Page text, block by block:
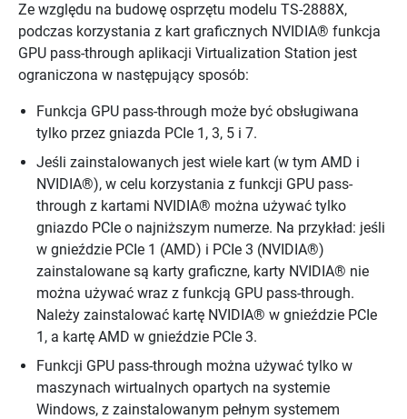
Ze względu na budowę osprzętu modelu TS-2888X,
podczas korzystania z kart graficznych NVIDIA® funkcja
GPU pass-through aplikacji Virtualization Station jest
ograniczona w następujący sposób:
Funkcja GPU pass-through może być obsługiwana
tylko przez gniazda PCIe 1, 3, 5 i 7.
Jeśli zainstalowanych jest wiele kart (w tym AMD i
NVIDIA®), w celu korzystania z funkcji GPU pass-
through z kartami NVIDIA® można używać tylko
gniazdo PCIe o najniższym numerze. Na przykład: jeśli
w gnieździe PCIe 1 (AMD) i PCIe 3 (NVIDIA®)
zainstalowane są karty graficzne, karty NVIDIA® nie
można używać wraz z funkcją GPU pass-through.
Należy zainstalować kartę NVIDIA® w gnieździe PCIe
1, a kartę AMD w gnieździe PCIe 3.
Funkcji GPU pass-through można używać tylko w
maszynach wirtualnych opartych na systemie
Windows, z zainstalowanym pełnym systemem